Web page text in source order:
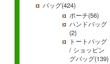
バッグ(424)
ポーチ(56)
ハンドバッグ
(2)
トートバッグ
/ ショッピン
グバッグ(139)